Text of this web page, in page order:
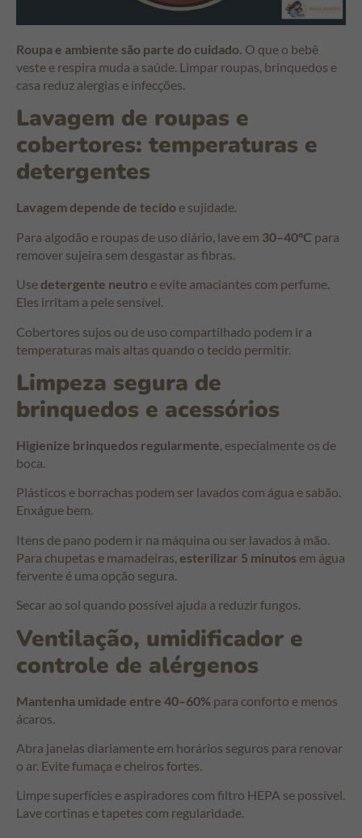
Roupa e ambiente são parte do cuidado. O que o bebê
veste e respira muda a saúde. Limpar roupas, brinquedos e
casa reduz alergias e infecções.
Lavagem de roupas e
cobertores: temperaturas e
detergentes
Lavagem depende de tecido e sujidade.
Para algodão e roupas de uso diário, lave em 30–40°C para
remover sujeira sem desgastar as fibras.
Usedetergente neutro e evite amaciantes com perfume.
Eles irritam a pele sensível.
Cobertores sujos ou de uso compartilhado podem ir a
temperaturas mais altas quando o tecido permitir.
Limpeza segura de
brinquedos e acessórios
Higienize brinquedos regularmente, especialmente os de
boca.
Plásticos e borrachas podem ser lavados com água e sabão.
Enxágue bem.
Itens de pano podem ir na máquina ou ser lavados à mão.
Para chupetas e mamadeiras, esterilizar 5 minutos em água
fervente é uma opção segura.
Secar ao sol quando possível ajuda a reduzir fungos.
Ventilação, umidificador e
controle de alérgenos
Mantenha umidade entre 40–60% para conforto e menos
ácaros.
Abra janelas diariamente em horários seguros para renovar
o ar. Evite fumaça e cheiros fortes.
Limpe superfícies e aspiradores com filtro HEPA se possível.
Lave cortinas e tapetes com regularidade.